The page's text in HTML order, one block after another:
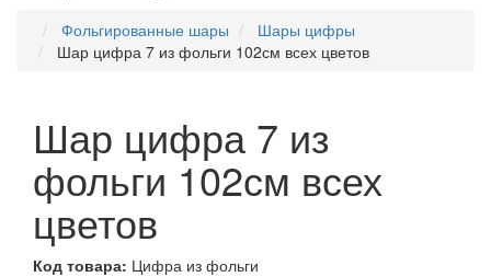
Фольгированные шары
Шары цифры
Шар цифра 7 из фольги 102см всех цветов
Шар цифра 7 из
фольги 102см всех
цветов
Код товара: Цифра из фольги